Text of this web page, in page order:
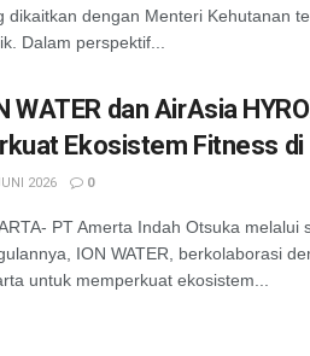
dikaitkan dengan Menteri Kehutanan
Dalam perspektif...
WATER dan AirAsia
Ekosistem Fitness
2026 0
PT Amerta Indah Otsuka melalui
ION WATER, berkolaborasi
untuk memperkuat ekosistem...